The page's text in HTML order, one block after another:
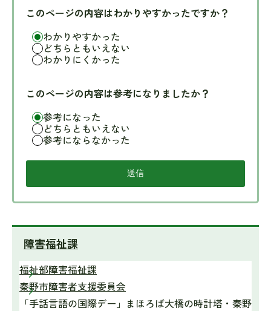
このページの内容はわかりやすかったですか？
わかりやすかった
どちらともいえない
わかりにくかった
このページの内容は参考になりましたか？
参考になった
どちらともいえない
参考にならなかった
障害福祉課
福祉部障害福祉課
秦野市障害者支援委員会
「手話言語の国際デー」まほろば大橋の時計塔・秦野